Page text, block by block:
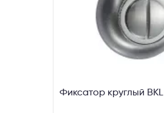
Фиксатор круглый ВКL